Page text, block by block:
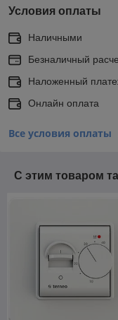
Условия оплаты
Наличными
Безналичный
Наложенный
Онлайн оплата
Все условия оплаты
С этим товаром